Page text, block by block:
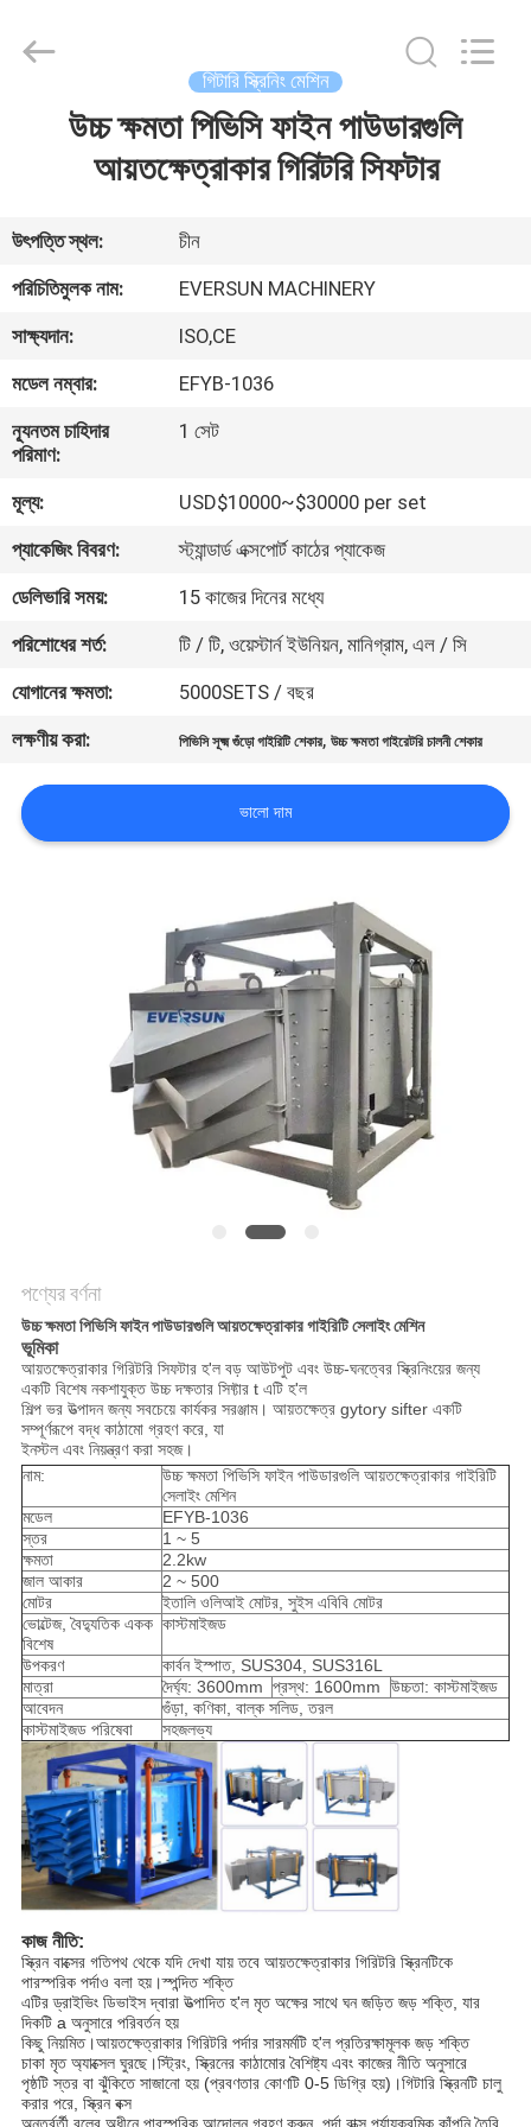
VR
প্রদর্শন
আমাদের
সম্পর্কে
কারখানা
ভ্রমণ
মান
নিয়ন্ত্রণ
যোগাযোগ
করুন
গিটারি স্ক্রিনিং মেশিন
উচ্চ ক্ষমতা পিভিসি ফাইন পাউডারগুলি
আয়তক্ষেত্রাকার গিরিটরি সিফটার
উৎপত্তি স্থল:
চীন
পরিচিতিমুলক নাম:
EVERSUN MACHINERY
সাক্ষ্যদান:
ISO,CE
মডেল নম্বার:
EFYB-1036
ন্যূনতম চাহিদার
পরিমাণ:
1 সেট
মূল্য:
USD$10000~$30000 per set
প্যাকেজিং বিবরণ:
স্ট্যান্ডার্ড এক্সপোর্ট কাঠের প্যাকেজ
ডেলিভারি সময়:
15 কাজের দিনের মধ্যে
পরিশোধের শর্ত:
টি / টি, ওয়েস্টার্ন ইউনিয়ন, মানিগ্রাম, এল / সি
যোগানের ক্ষমতা:
5000SETS / বছর
লক্ষণীয় করা:
পিভিসি সূক্ষ্ম গুঁড়ো গাইরিটি শেকার,উচ্চ ক্ষমতা গাইরেটরি চালনী শেকার
ভালো দাম
পণ্যের বর্ণনা
উচ্চ ক্ষমতা পিভিসি ফাইন পাউডারগুলি আয়তক্ষেত্রাকার গাইরিটি সেলাইং মেশিন
ভূমিকা
আয়তক্ষেত্রাকার গিরিটরি সিফটার হ'ল বড় আউটপুট এবং উচ্চ-ঘনত্বের স্ক্রিনিংয়ের জন্য
একটি বিশেষ নকশাযুক্ত উচ্চ দক্ষতার সিফ্টার t এটি হ'ল
শিল্প ভর উত্পাদন জন্য সবচেয়ে কার্যকর সরঞ্জাম। আয়তক্ষেত্র gytory sifter একটি
সম্পূর্ণরূপে বদ্ধ কাঠামো গ্রহণ করে, যা
ইনস্টল এবং নিয়ন্ত্রণ করা সহজ।
নাম:
উচ্চ ক্ষমতা পিভিসি ফাইন পাউডারগুলি আয়তক্ষেত্রাকার গাইরিটি
সেলাইং মেশিন
মডেল
EFYB-1036
স্তর
1 ~ 5
ক্ষমতা
2.2kw
জাল আকার
2 ~ 500
মোটর
ইতালি ওলিআই মোটর, সুইস এবিবি মোটর
ভোল্টেজ, বৈদ্যুতিক একক
বিশেষ
কাস্টমাইজড
উপকরণ
কার্বন ইস্পাত, SUS304, SUS316L
মাত্রা
দৈর্ঘ্য: 3600mm প্রস্থ: 1600mm
উচ্চতা: কাস্টমাইজড
আবেদন
গুঁড়া, কণিকা, বাল্ক সলিড, তরল
কাস্টমাইজড পরিষেবা
সহজলভ্য
কাজ নীতি:
স্ক্রিন বাক্সের গতিপথ থেকে যদি দেখা যায় তবে আয়তক্ষেত্রাকার গিরিটরি স্ক্রিনটিকে
পারস্পরিক পর্দাও বলা হয়।স্পন্দিত শক্তি
এটির ড্রাইভিং ডিভাইস দ্বারা উত্পাদিত হ'ল মৃত অক্ষের সাথে ঘন জড়িত জড় শক্তি, যার
দিকটি a অনুসারে পরিবর্তন হয়
কিছু নিয়মিত।আয়তক্ষেত্রাকার গিরিটরি পর্দার সারমর্মটি হ'ল প্রতিরক্ষামূলক জড় শক্তি
চাকা মৃত অ্যাক্সেল ঘুরছে।স্ট্রিং, স্ক্রিনের কাঠামোর বৈশিষ্ট্য এবং কাজের নীতি অনুসারে
পৃষ্ঠটি স্তর বা ঝুঁকিতে সাজানো হয় (প্রবণতার কোণটি 0-5 ডিগ্রি হয়)।গিটারি স্ক্রিনটি চালু
করার পরে, স্ক্রিন বক্স